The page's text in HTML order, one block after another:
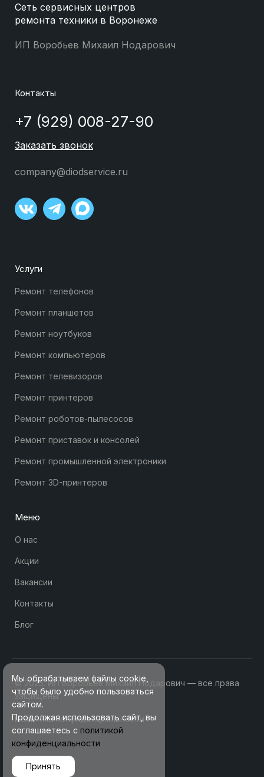
Сеть сервисных центров
ремонта техники в Воронеже
ИП Воробьев Михаил Нодарович
Контакты
+7 (929) 008-27-90
Заказать звонок
company@diodservice.ru
Услуги
Ремонт телефонов
Ремонт планшетов
Ремонт ноутбуков
Ремонт компьютеров
Ремонт телевизоров
Ремонт принтеров
Ремонт роботов-пылесосов
Ремонт приставок и консолей
Ремонт промышленной электроники
Ремонт 3D-принтеров
Меню
О нас
Акции
Вакансии
Контакты
Блог
© 2025. ИП Воробьев Михаил Нодарович — все права
защищены
Политика конфиденциальности
Мы обрабатываем файлы cookie,
чтобы было удобно пользоваться
сайтом.
Продолжая использовать сайт, вы
соглашаетесь с политикой
конфиденциальности
Принять